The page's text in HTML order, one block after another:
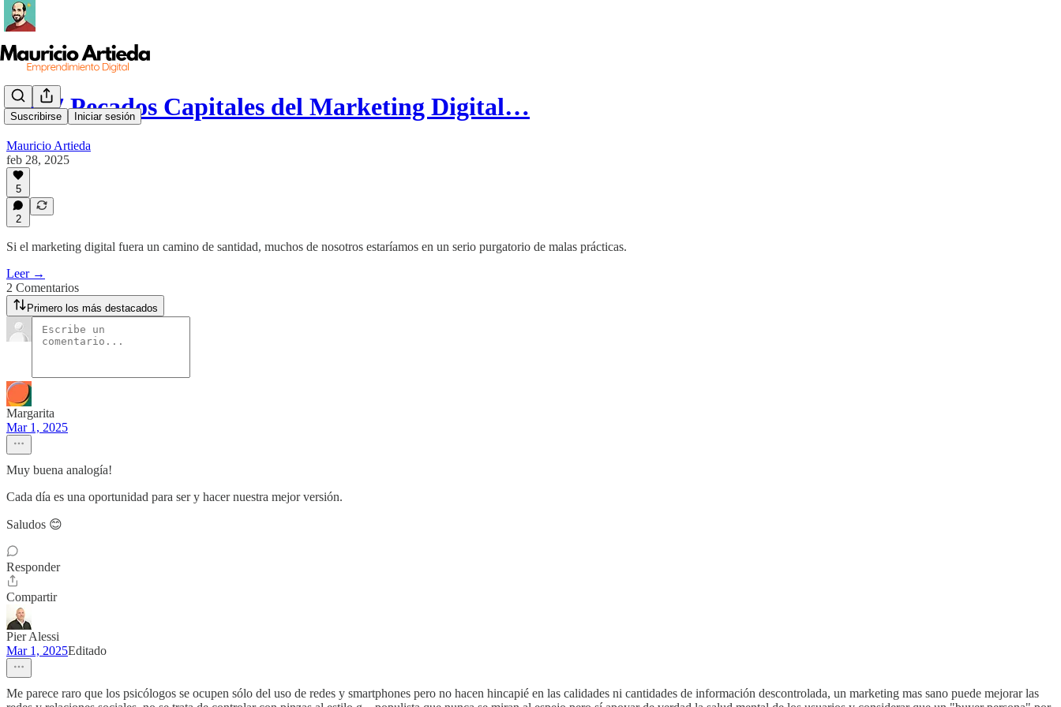
Suscribirse Iniciar sesión
Los 7 Pecados Capitales del Marketing Digital…
Mauricio Artieda
feb 28, 2025
5
2
Si el marketing digital fuera un camino de santidad, muchos de nosotros estaríamos en un serio purgatorio de malas prácticas.
Leer →
2 Comentarios
Primero los más destacados
Margarita
Mar 1, 2025
Muy buena analogía!
Cada día es una oportunidad para ser y hacer nuestra mejor versión.
Saludos 😊
Responder
Compartir
Pier Alessi
Mar 1, 2025Editado
Me parece raro que los psicólogos se ocupen sólo del uso de redes y smartphones pero no hacen hincapié en las calidades ni cantidades de información descontrolada, un marketing mas sano puede mejorar las